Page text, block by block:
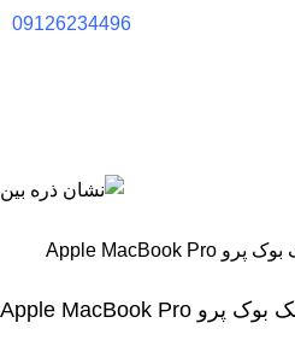
09126234496
تاپ کیس بدون کیبورد اپل مک بوک پرو Apple MacBook Pro